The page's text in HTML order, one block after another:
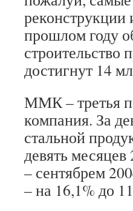
реконструкции
прошлом году
строительство
достиг­нут 14
ММК – третья
компания. За
стальной
девять
– сентябрем
– на 16,1% до